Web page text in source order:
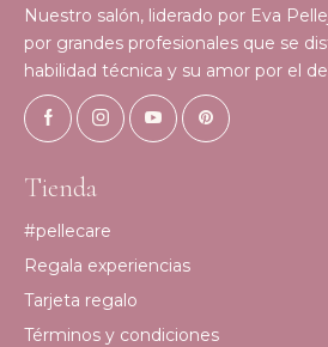
Nuestro salón, liderado por Eva
por grandes profesionales que se
habilidad técnica y su amor por el
Tienda
#pellecare
Regala experiencias
Tarjeta regalo
Términos y condiciones